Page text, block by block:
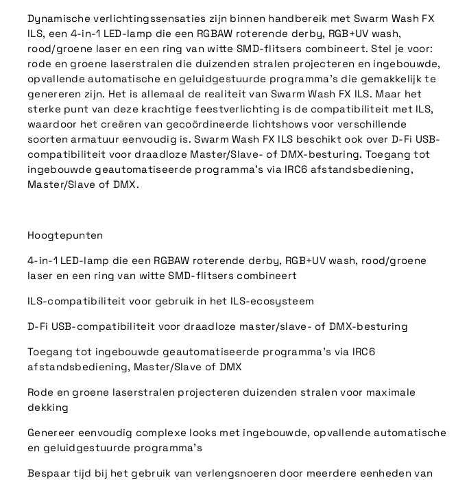
Dynamische verlichtingssensaties zijn binnen handbereik met Swarm Wash FX
ILS, een 4-in-1 LED-lamp die een RGBAW roterende derby, RGB+UV wash,
rood/groene laser en een ring van witte SMD-flitsers combineert. Stel je voor:
rode en groene laserstralen die duizenden stralen projecteren en ingebouwde,
opvallende automatische en geluidgestuurde programma's die gemakkelijk te
genereren zijn. Het is allemaal de realiteit van Swarm Wash FX ILS. Maar het
sterke punt van deze krachtige feestverlichting is de compatibiliteit met ILS,
waardoor het creëren van gecoördineerde lichtshows voor verschillende
soorten armatuur eenvoudig is. Swarm Wash FX ILS beschikt ook over D-Fi USB-
compatibiliteit voor draadloze Master/Slave- of DMX-besturing. Toegang tot
ingebouwde geautomatiseerde programma's via IRC6 afstandsbediening,
Master/Slave of DMX.
Hoogtepunten
4-in-1 LED-lamp die een RGBAW roterende derby, RGB+UV wash, rood/groene
laser en een ring van witte SMD-flitsers combineert
ILS-compatibiliteit voor gebruik in het ILS-ecosysteem
D-Fi USB-compatibiliteit voor draadloze master/slave- of DMX-besturing
Toegang tot ingebouwde geautomatiseerde programma's via IRC6
afstandsbediening, Master/Slave of DMX
Rode en groene laserstralen projecteren duizenden stralen voor maximale
dekking
Genereer eenvoudig complexe looks met ingebouwde, opvallende automatische
en geluidgestuurde programma's
Bespaar tijd bij het gebruik van verlengsnoeren door meerdere eenheden van